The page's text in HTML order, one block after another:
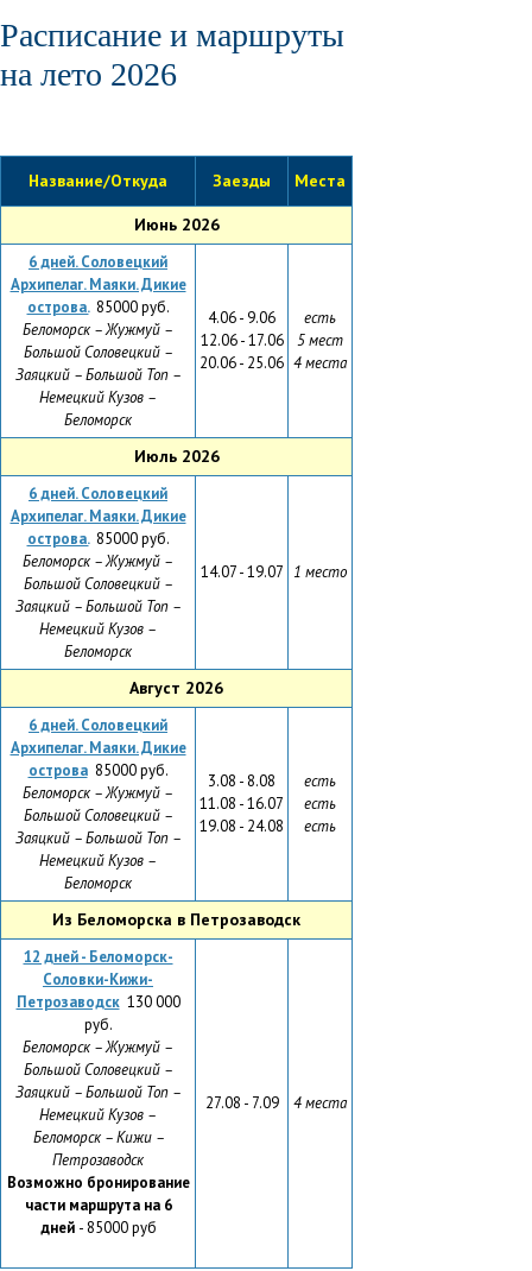
Расписание и маршруты
на лето 2026
Название/Откуда Заезды Места
Июнь 2026
6дней. Соловецкий
Архипелаг. Маяки. Дикие
острова. 85000 руб.
Беломорск – Жужмуй –
Большой Соловецкий –
Заяцкий – Большой Топ –
Немецкий Кузов –
Беломорск
4.06 - 9.06
12.06 - 17.06
20.06 - 25.06
есть
5 мест
4 места
Июль 2026
6дней. Соловецкий
Архипелаг. Маяки. Дикие
острова. 85000 руб.
Беломорск – Жужмуй –
Большой Соловецкий –
Заяцкий – Большой Топ –
Немецкий Кузов –
Беломорск
14.07 - 19.07 1 место
Август 2026
6дней. Соловецкий
Архипелаг. Маяки. Дикие
острова 85000 руб.
Беломорск – Жужмуй –
Большой Соловецкий –
Заяцкий – Большой Топ –
Немецкий Кузов –
Беломорск
3.08 - 8.08
11.08 - 16.07
19.08 - 24.08
есть
есть
есть
Из Беломорска в Петрозаводск
12 дней - Беломорск-
Соловки-Кижи-
Петрозаводск 130 000
руб.
Беломорск – Жужмуй –
Большой Соловецкий –
Заяцкий – Большой Топ –
Немецкий Кузов –
Беломорск –Кижи –
Петрозаводск
Возможно бронирование
части маршрута на 6
дней - 85000 руб
27.08 - 7.09 4 места